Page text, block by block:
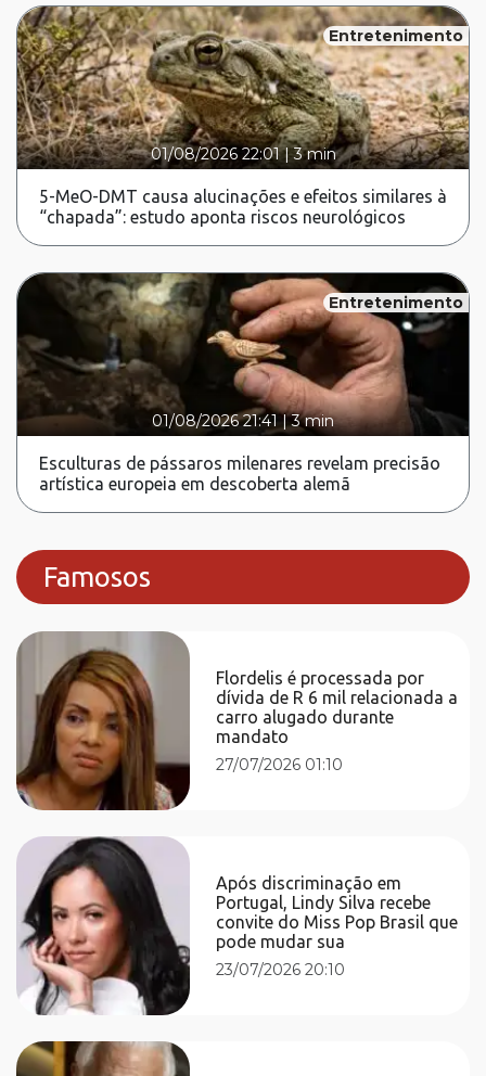
Entretenimento
01/08/2026 22:01|3 min
5-MeO-DMT causa alucinações e efeitos similares à
“chapada”: estudo aponta riscos neurológicos
Entretenimento
01/08/2026 21:41 |3 min
Esculturas de pássaros milenares revelam precisão
artística europeia em descoberta alemã
Famosos
Flordelis é processada por
dívida de R 6 mil relacionada a
carro alugado durante
mandato
27/07/2026 01:10
Após discriminação em
Portugal, Lindy Silva recebe
convite do Miss Pop Brasil que
pode mudar sua
23/07/2026 20:10